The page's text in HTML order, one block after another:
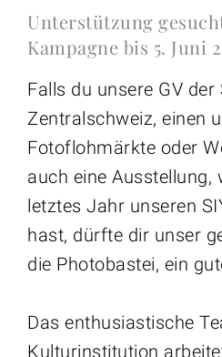
Unterstützung
Kampagne bis 5. Juni
Falls du unsere GV
Zentralschweiz, einen
Fotoflohmärkte oder
auch eine Ausstellung,
letztes Jahr unseren
hast, dürfte dir unser
die Photobastei, ein
Das enthusiastische
Kulturinstitution